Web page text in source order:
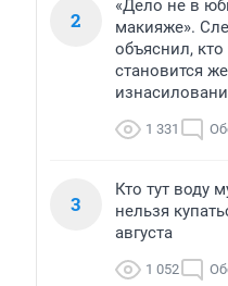
2
«Дело не в
макияже».
объяснил,
становится
1 331
3
Кто тут воду
нельзя
августа
1 052